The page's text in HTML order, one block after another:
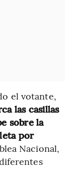
el votante,
las casillas
sobre la
por
Nacional,